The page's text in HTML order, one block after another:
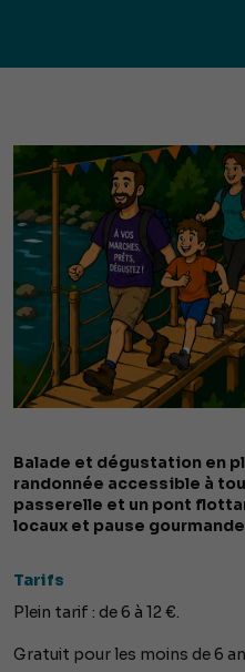
Balade et dégustation en
randonnée accessible à
passerelle et un pont
locaux et pause
Tarifs
Plein tarif : de 6 à 12 €.
Gratuit pour les moins de 6